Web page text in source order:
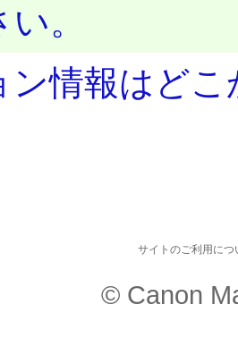
。
ン情報はど
サイトのご利用につ
© Canon